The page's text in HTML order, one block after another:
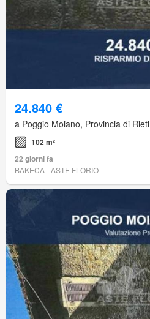
24.840 €
a Poggio Moiano, Provincia di Rieti
102 m²
22 giorni fa
BAKECA - ASTE FLORIO